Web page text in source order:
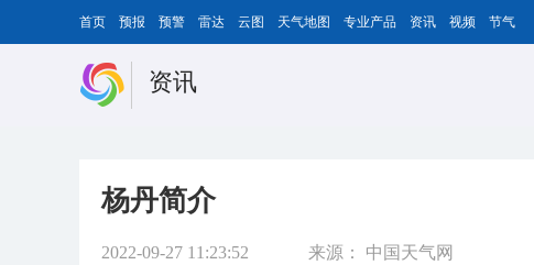
首页 预报 预警 雷达 云图 天气地图 专业产品 资讯 视频 节气
资讯
杨丹简介
2022-09-27 11:23:52 来源： 中国天气网